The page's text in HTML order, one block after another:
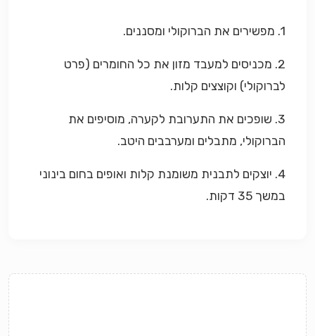
1. מפשירים את הברוקולי ומסננים.
2. מכניסים למעבד מזון את כל החומרים (פרט
לברוקולי) וקוצצים קלות.
3. שופכים את התערובת לקערה, מוסיפים את
הברוקולי, מתבלים ומערבבים היטב.
4. יוצקים לתבנית משומנת קלות ואופים בחום בינוני
במשך 35 דקות.